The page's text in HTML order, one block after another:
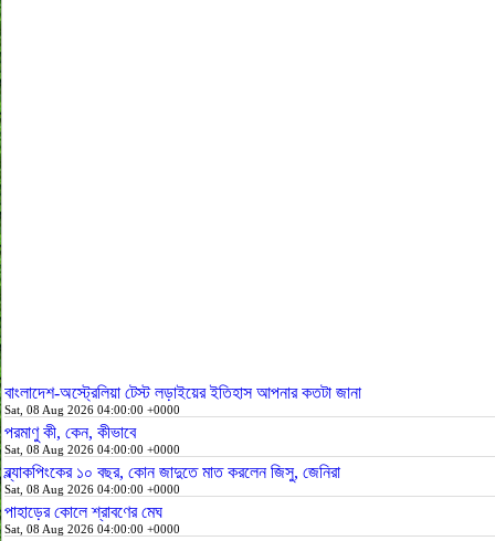
বাংলাদেশ-অস্ট্রেলিয়া টেস্ট লড়াইয়ের ইতিহাস আপনার কতটা জানা
Sat, 08 Aug 2026 04:00:00 +0000
পরমাণু কী, কেন, কীভাবে
Sat, 08 Aug 2026 04:00:00 +0000
ব্ল্যাকপিংকের ১০ বছর, কোন জাদুতে মাত করলেন জিসু, জেনিরা
Sat, 08 Aug 2026 04:00:00 +0000
পাহাড়ের কোলে শ্রাবণের মেঘ
Sat, 08 Aug 2026 04:00:00 +0000